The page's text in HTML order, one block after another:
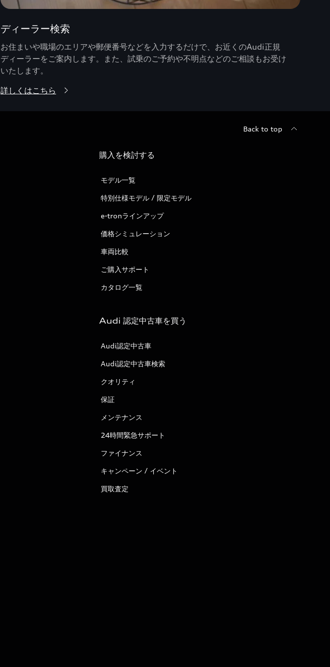
ディーラー検索
お住まいや職場のエリアや郵便番号などを入力するだけで、お近くのAudi正規
ディーラーをご案内します。また、試乗のご予約や不明点などのご相談もお受け
いたします。
詳しくはこちら
Back to top
購入を検討する
モデル一覧
特別仕様モデル / 限定モデル
e-tronラインアップ
価格シミュレーション
車両比較
ご購入サポート
カタログ一覧
Audi 認定中古車を買う
Audi認定中古車
Audi認定中古車検索
クオリティ
保証
メンテナンス
24時間緊急サポート
ファイナンス
キャンペーン / イベント
買取査定